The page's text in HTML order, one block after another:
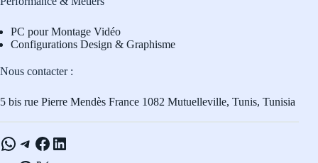
PC pour Montage Vidéo
Configurations Design & Graphisme
Nous contacter :
5 bis rue Pierre Mendès France 1082 Mutuelleville, Tunis, Tunisia
WhatsApp
Telegram
Facebook
LinkedIn